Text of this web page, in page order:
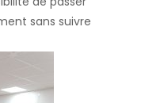
sans suivre